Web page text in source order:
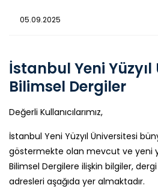
05.09.2025
İstanbul Yeni
Bilimsel Dergiler
Değerli Kullanıcılarımız,
İstanbul Yeni Yüzyıl Üniversitesi
göstermekte olan mevcut ve yeni
Bilimsel Dergilere ilişkin bilgiler,
adresleri aşağıda yer almaktadır.